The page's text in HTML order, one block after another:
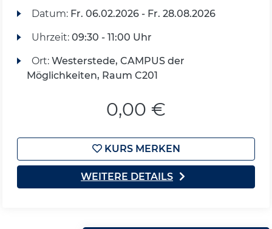
Datum: Fr. 06.02.2026 - Fr. 28.08.2026
Uhrzeit: 09:30 - 11:00 Uhr
Ort: Westerstede, CAMPUS der
Möglichkeiten, Raum C201
0,00 €
KURS MERKEN
WEITERE DETAILS